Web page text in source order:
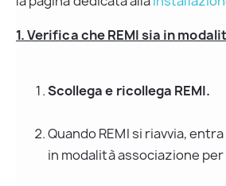
1. Verifica che REMI sia in
Scollega e ricollega REMI.
Quando REMI si riavvia,
in modalità associazione